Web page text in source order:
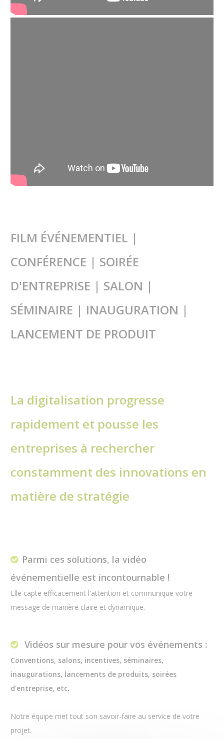
FILM ÉVÉNEMENTIEL |
CONFÉRENCE | SOIRÉE
D'ENTREPRISE | SALON |
SÉMINAIRE | INAUGURATION |
LANCEMENT DE PRODUIT
La digitalisation progresse
rapidement et pousse les
entreprises à rechercher
constamment des innovations en
matière de stratégie
Parmi ces solutions, la vidéo
événementielle est incontournable !
Elle capte efficacement l'attention et communique votre
message de manière claire et dynamique.
Vidéos sur mesure pour vos événements :
Conventions, salons, incentives, séminaires,
inaugurations, lancements de produits, soirées
d'entreprise, etc.
Notre équipe met tout son savoir-faire au service de votre
projet.